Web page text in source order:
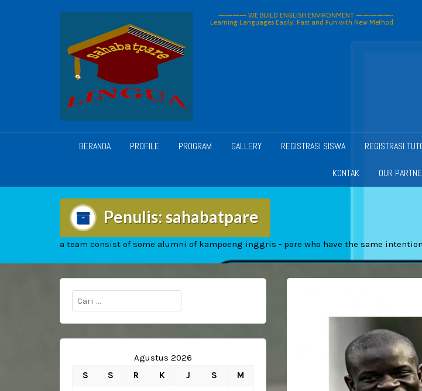
———— WE BUILD ENGLISH ENVIRONMENT —————-
Learning Languages Easily, Fast and Fun with New Method
BERANDA PROFILE PROGRAM GALLERY REGISTRASI SISWA REGISTRASI
KONTAK OUR
Penulis:sahabatpare
a team consist of some alumni of kampoeng inggris - pare who have the same
Cari
untuk:
Agustus 2026
S
S R K J S
M